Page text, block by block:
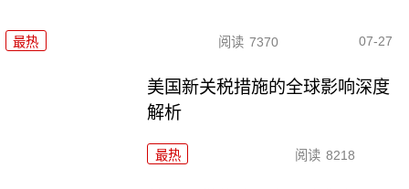
最热 阅读 7370 07-27
美国新关税措施的全球影响深度
解析
最热 阅读 8218